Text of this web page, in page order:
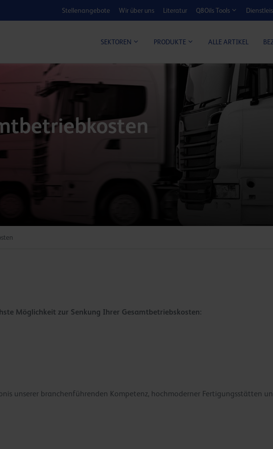
Stellenangebote Wir über uns Literatur Q8Oils Tools
SEKTOREN PRODUKTE ALLE ARTIKEL
Möglichkeit zur Senkung Ihrer Gesamtbetriebskosten:
unserer branchenführenden Kompetenz, hochmoderner Fertigungsstätten